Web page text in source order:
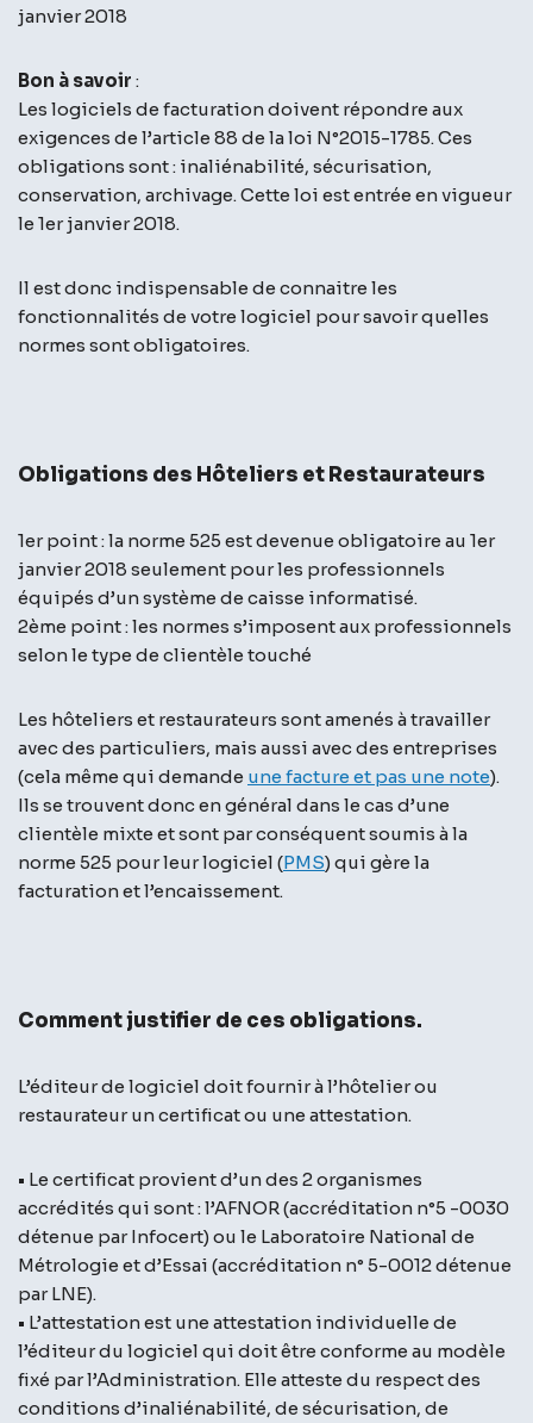
janvier 2018
Bon à savoir :
Les logiciels de facturation doivent répondre aux
exigences de l’article 88 de la loi N°2015-1785. Ces
obligations sont : inaliénabilité, sécurisation,
conservation, archivage. Cette loi est entrée en vigueur
le 1er janvier 2018.
Il est donc indispensable de connaitre les
fonctionnalités de votre logiciel pour savoir quelles
normes sont obligatoires.
Obligations des Hôteliers et Restaurateurs
1er point : la norme 525 est devenue obligatoire au 1er
janvier 2018 seulement pour les professionnels
équipés d’un système de caisse informatisé.
2ème point : les normes s’imposent aux professionnels
selon le type de clientèle touché
Les hôteliers et restaurateurs sont amenés à travailler
avec des particuliers, mais aussi avec des entreprises
(cela même qui demande une facture et pas une note).
Ils se trouvent donc en général dans le cas d’une
clientèle mixte et sont par conséquent soumis à la
norme 525 pour leur logiciel (PMS) qui gère la
facturation et l’encaissement.
Comment justifier de ces obligations.
L’éditeur de logiciel doit fournir à l’hôtelier ou
restaurateur un certificat ou une attestation.
• Le certificat provient d’un des 2 organismes
accrédités qui sont : l’AFNOR (accréditation n°5 -0030
détenue par Infocert) ou le Laboratoire National de
Métrologie et d’Essai (accréditation n° 5-0012 détenue
par LNE).
• L’attestation est une attestation individuelle de
l’éditeur du logiciel qui doit être conforme au modèle
fixé par l’Administration. Elle atteste du respect des
conditions d’inaliénabilité, de sécurisation, de